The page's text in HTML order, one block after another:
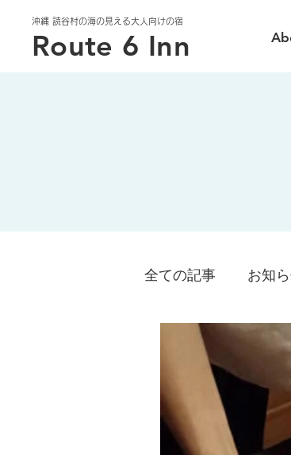
Route 6 Inn
沖縄 読谷村の海の見える大人向けの宿
全ての記事 お知